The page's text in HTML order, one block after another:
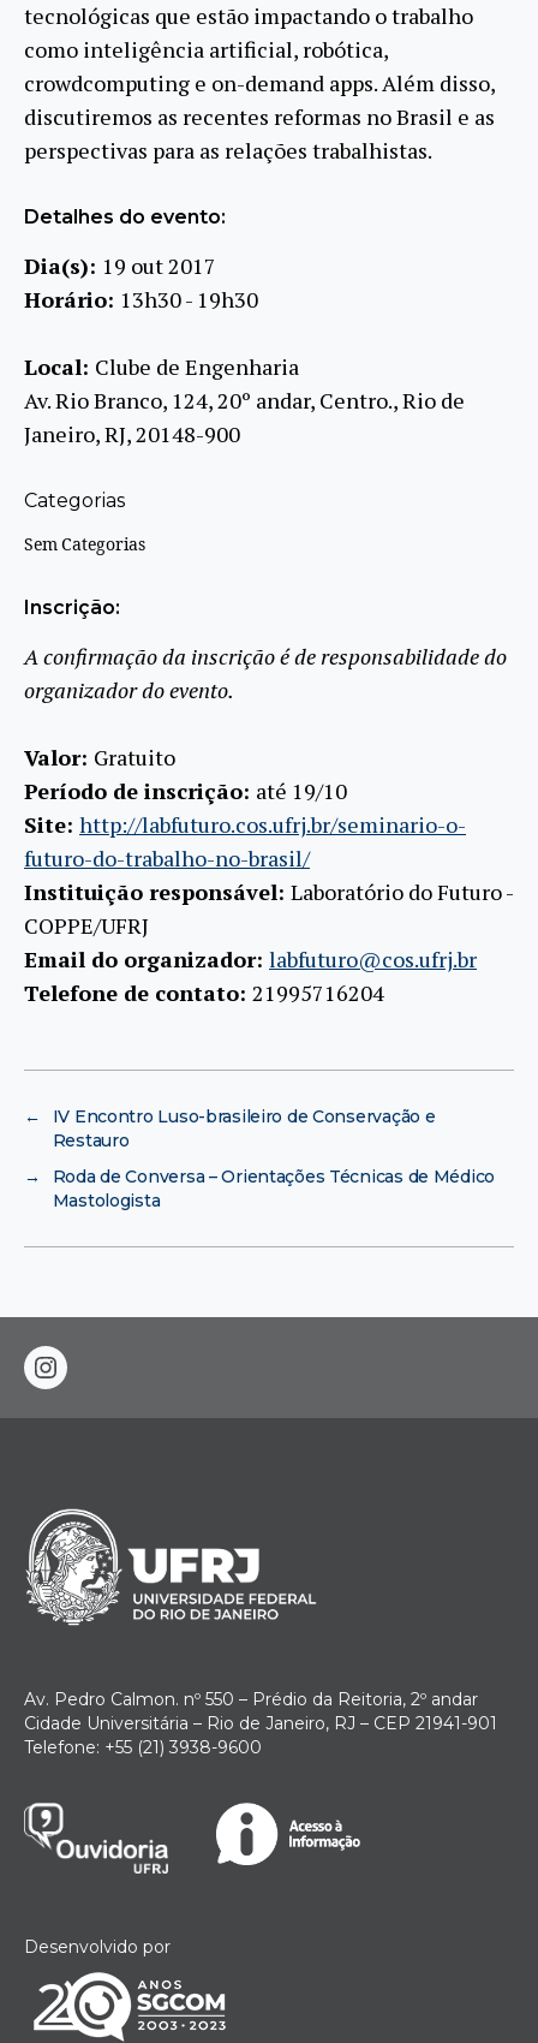
tecnológicas que estão impactando o trabalho
como inteligência artificial, robótica,
crowdcomputing e on-demand apps. Além disso,
discutiremos as recentes reformas no Brasil e as
perspectivas para as relações trabalhistas.
Detalhes do evento:
Dia(s): 19 out 2017
Horário: 13h30 - 19h30
Local: Clube de Engenharia
Av. Rio Branco, 124, 20º andar, Centro., Rio de
Janeiro, RJ, 20148-900
Categorias
Sem Categorias
Inscrição:
A confirmação da inscrição é de responsabilidade do
organizador do evento.
Valor: Gratuito
Período de inscrição: até 19/10
Site: http://labfuturo.cos.ufrj.br/seminario-o-
futuro-do-trabalho-no-brasil/
Instituição responsável: Laboratório do Futuro -
COPPE/UFRJ
Email do organizador: labfuturo@cos.ufrj.br
Telefone de contato: 21995716204
←
IV Encontro Luso-brasileiro de Conservação e
Restauro
→
Roda de Conversa – Orientações Técnicas de Médico
Mastologista
instagram
Av. Pedro Calmon. nº 550 – Prédio da Reitoria, 2º andar
Cidade Universitária – Rio de Janeiro, RJ – CEP 21941-901
Telefone: +55 (21) 3938-9600
Desenvolvido por